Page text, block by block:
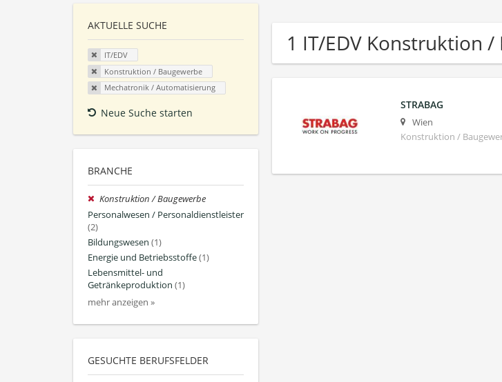
AKTUELLE SUCHE
IT/EDV
Konstruktion / Baugewerbe
Mechatronik / Automatisierung
Neue Suche starten
BRANCHE
Konstruktion / Baugewerbe
Personalwesen / Personaldienstleister
(2)
Bildungswesen (1)
Energie und Betriebsstoffe(1)
Lebensmittel- und
Getränkeproduktion (1)
mehr anzeigen »
GESUCHTE BERUFSFELDER
1 IT/EDV Konstruktion
STRABAG
Wien
Konstruktion /